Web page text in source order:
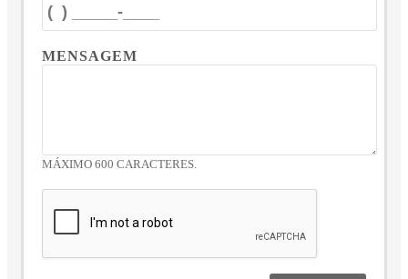
MENSAGEM
MÁXIMO 600 CARACTERES.